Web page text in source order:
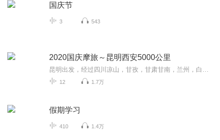
国庆节
3 543
2020国庆摩旅～昆明西安5000公里
12 1.7万
假期学习
410 1.4万